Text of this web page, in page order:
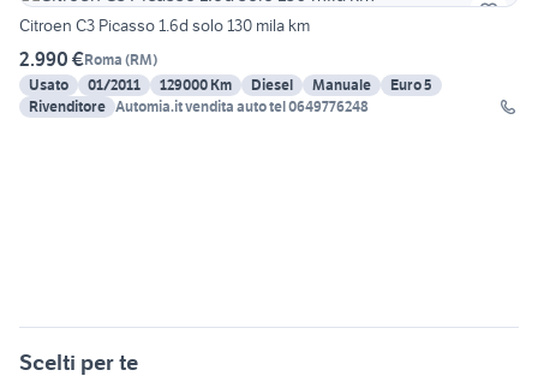
Citroen C3 Picasso 1.6d solo 130 mila km
2.990 €Roma (RM)
Usato
01/2011 129000 Km Diesel Manuale
Euro 5
Rivenditore Automia.it vendita auto tel 0649776248
Scelti per te